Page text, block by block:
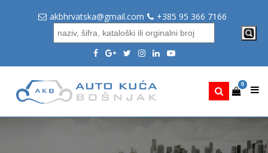
akbhrvatska@gmail.com +385 95 366 7166
0